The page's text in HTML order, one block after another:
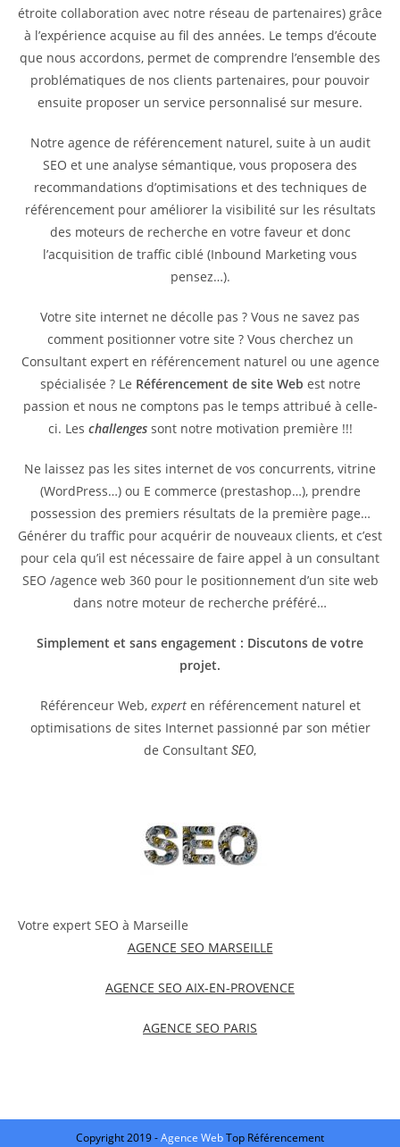
étroite collaboration avec notre réseau de partenaires) grâce
à l’expérience acquise au fil des années. Le temps d’écoute
que nous accordons, permet de comprendre l’ensemble des
problématiques de nos clients partenaires, pour pouvoir
ensuite proposer un service personnalisé sur mesure.
Notre agence de référencement naturel, suite à un audit
SEO et une analyse sémantique, vous proposera des
recommandations d’optimisations et des techniques de
référencement pour améliorer la visibilité sur les résultats
des moteurs de recherche en votre faveur et donc
l’acquisition de traffic ciblé (Inbound Marketing vous
pensez…).
Votre site internet ne décolle pas ? Vous ne savez pas
comment positionner votre site ? Vous cherchez un
Consultant expert en référencement naturel ou une agence
spécialisée ? Le Référencement de site Web est notre
passion et nous ne comptons pas le temps attribué à celle-
ci. Les challengessont notre motivation première !!!
Ne laissez pas les sites internet de vos concurrents, vitrine
(WordPress…) ou E commerce (prestashop…), prendre
possession des premiers résultats de la première page…
Générer du traffic pour acquérir de nouveaux clients, et c’est
pour cela qu’il est nécessaire de faire appel à un consultant
SEO /agence web 360 pour le positionnement d’un site web
dans notre moteur de recherche préféré…
Simplement et sans engagement : Discutons de votre
projet.
Référenceur Web, experten référencement naturel et
optimisations de sites Internet passionné par son métier
de Consultant SEO,
Votre expert SEO à Marseille
AGENCE SEO MARSEILLE
AGENCE SEO AIX-EN-PROVENCE
AGENCE SEO PARIS
Copyright 2019 -Agence WebTop Référencement